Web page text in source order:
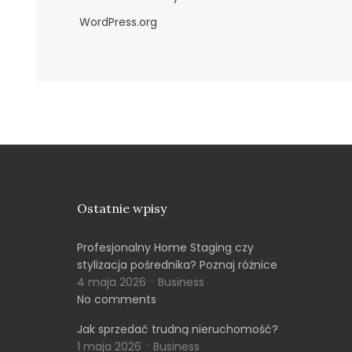
WordPress.org
Ostatnie wpisy
Profesjonalny Home Staging czy
stylizacja pośrednika? Poznaj różnice
4 maja 2026
Business
No comments
Jak sprzedać trudną nieruchomość?
1 maja 2026
Business